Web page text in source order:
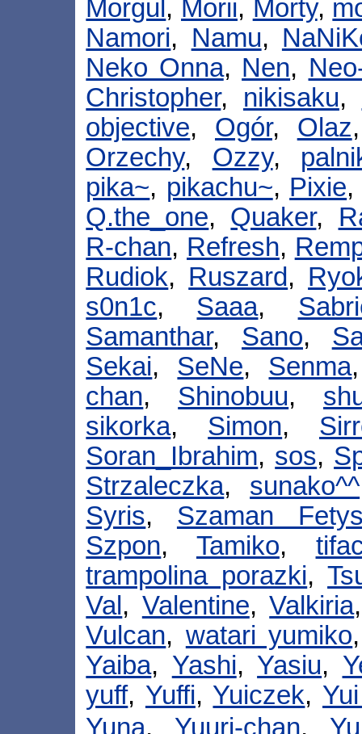
Morgul , Morii, Morty,
Namori, Namu,
Neko Onna, Nen,
Christopher, nikisaku,
objective, Ogór, Olaz
Orzechy, Ozzy,
pika~, pikachu~, Pixie
Q.the_one, Quaker,
R-chan, Refresh,
Rudiok, Ruszard,
s0n1c, Saaa,
Samanthar, Sano,
Sekai, SeNe, Senma
chan, Shinobuu,
sikorka, Simon,
Soran_Ibrahim, sos,
Strzaleczka, sunako^^
Syris, Szaman
Szpon, Tamiko,
trampolina porazki,
Val , Valentine,Valkiria
Vulcan, watari yumiko
Yaiba, Yashi, Yasiu,
yuff, Yuffi, Yuiczek,
Yuna, Yuuri-chan,